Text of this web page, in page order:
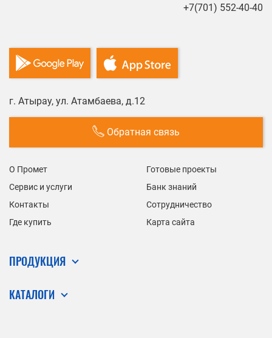
+7(701) 552-40-40
г. Атырау, ул. Атамбаева, д.12
Обратная связь
О Промет
Готовые проекты
Сервис и услуги
Банк знаний
Контакты
Сотрудничество
Где купить
Карта сайта
ПРОДУКЦИЯ
КАТАЛОГИ